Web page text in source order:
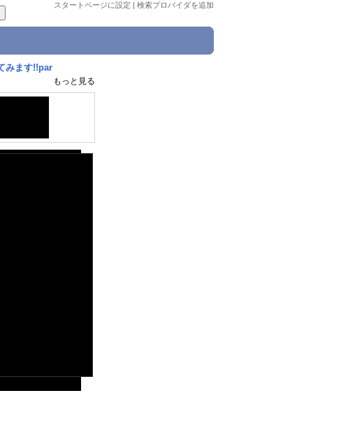
スタートページに設定 | 検索プロバイダを追加
みます!!par
もっと見る